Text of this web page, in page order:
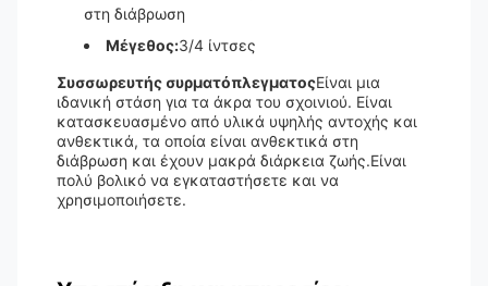
στη διάβρωση
Μέγεθος:3/4 ίντσες
Συσσωρευτής συρματόπλεγματοςΕίναι μια
ιδανική στάση για τα άκρα του σχοινιού. Είναι
κατασκευασμένο από υλικά υψηλής αντοχής και
ανθεκτικά, τα οποία είναι ανθεκτικά στη
διάβρωση και έχουν μακρά διάρκεια ζωής.Είναι
πολύ βολικό να εγκαταστήσετε και να
χρησιμοποιήσετε.